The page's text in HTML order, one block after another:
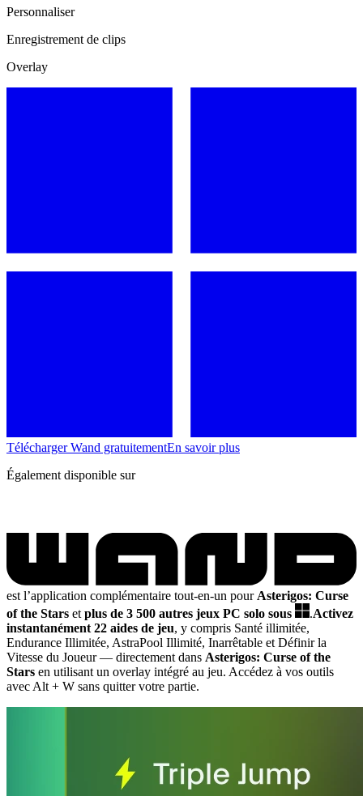
Personnaliser
Enregistrement de clips
Overlay
Télécharger Wand gratuitementEn savoir plus
Également disponible sur
est l’application complémentaire tout-en-un pour Asterigos: Curse
of the Stars et plus de 3 500 autres jeux PC solo sous .Activez
instantanément 22 aides de jeu, y compris Santé illimitée,
Endurance Illimitée, AstraPool Illimité, Inarrêtable et Définir la
Vitesse du Joueur— directement dans Asterigos: Curse of the
Stars en utilisant un overlay intégré au jeu. Accédez à vos outils
avec Alt + W sans quitter votre partie.